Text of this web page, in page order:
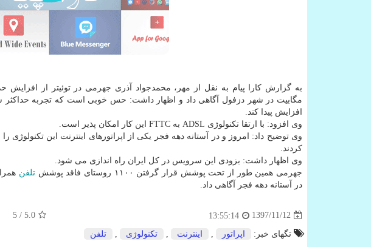
افزایش پیدا كند.
وی افزود: با ارتقا تكنولوژی ADSL به FTTC این كار امكان پذیر است.
وی توضیح داد: امروز و در آستانه دهه فجر یكی از اپراتورهای اینترنت این
كردند.
وی اظهار داشت: بزودی این سرویس در كل ایران راه اندازی می شود.
جهرمی همین طور از تحت پوشش قرار گرفتن ۱۱۰۰ روستای فاقد پوشش
تلفن
در آستانه دهه فجر آگاهی داد.
1397/11/12
13:55:14
5.0
/ 5
تگهای خبر: اپراتور اینترنت تكنولوژی تلفن